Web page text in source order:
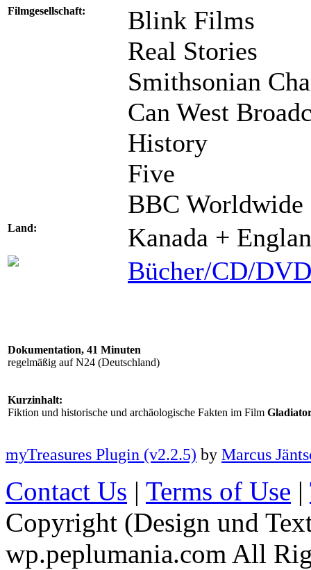
Filmgesellschaft:
Blink Films
Real Stories
Smithsonian
Can West
History
Five
BBC Worldwide
Land:
Kanada +
Bücher/CD/
Dokumentation, 41 Minuten
regelmäßig auf N24 (Deutschland)
Kurzinhalt:
Fiktion und historische und archäologische Fakten im Film
myTreasures Plugin (v2.2.5) by Marcus
Contact Us | Terms of Use |
Copyright (Design und
wp.peplumania.com All